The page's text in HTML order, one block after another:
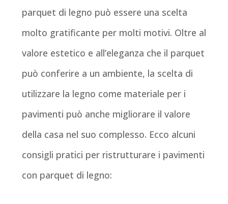
parquet di legno può essere una scelta
molto gratificante per molti motivi. Oltre al
valore estetico e all’eleganza che il parquet
può conferire a un ambiente, la scelta di
utilizzare la legno come materiale per i
pavimenti può anche migliorare il valore
della casa nel suo complesso. Ecco alcuni
consigli pratici per ristrutturare i pavimenti
con parquet di legno: